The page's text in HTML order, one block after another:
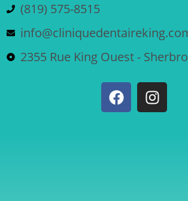
(819) 575-8515
2355 Rue King Ouest -